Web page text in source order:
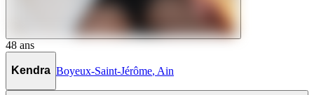
48 ans
Kendra Boyeux-Saint-Jérôme Ain